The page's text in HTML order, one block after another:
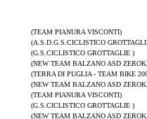
(TEAM PIANURA VISCONTI)
(A.S.D.G.S.CICLISTICO
(G.S.CICLISTICO GROTTAGLIE )
(NEW TEAM BALZANO ASD
(TERRA DI PUGLIA - TEAM BIKE
(NEW TEAM BALZANO ASD
(TEAM PIANURA VISCONTI)
(G.S.CICLISTICO GROTTAGLIE )
(NEW TEAM BALZANO ASD